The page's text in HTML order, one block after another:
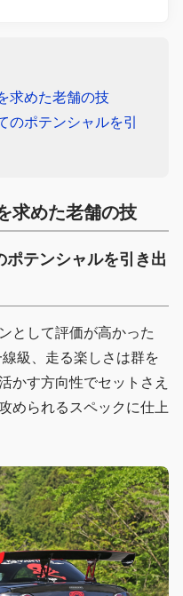
求めた老舗の技
のポテンシャルを引
求めた老舗の技
ポテンシャルを引き出
として評価が高かった
級、走る楽しさは群を
かす方向性でセットさえ
められるスペックに仕上